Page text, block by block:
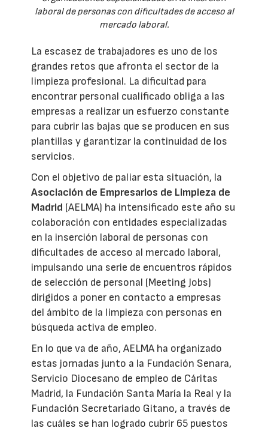
laboral de personas con dificultades de acceso al
mercado laboral.
La escasez de trabajadores es uno de los
grandes retos que afronta el sector de la
limpieza profesional. La dificultad para
encontrar personal cualificado obliga a las
empresas a realizar un esfuerzo constante
para cubrir las bajas que se producen en sus
plantillas y garantizar la continuidad de los
servicios.
Con el objetivo de paliar esta situación, la
Asociación de Empresarios de Limpieza de
Madrid (AELMA) ha intensificado este año su
colaboración con entidades especializadas
en la inserción laboral de personas con
dificultades de acceso al mercado laboral,
impulsando una serie de encuentros rápidos
de selección de personal (Meeting Jobs)
dirigidos a poner en contacto a empresas
del ámbito de la limpieza con personas en
búsqueda activa de empleo.
En lo que va de año, AELMA ha organizado
estas jornadas junto a la Fundación Senara,
Servicio Diocesano de empleo de Cáritas
Madrid, la Fundación Santa María la Real y la
Fundación Secretariado Gitano, a través de
las cuáles se han logrado cubrir 65 puestos